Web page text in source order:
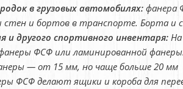
в грузовых автомобилях:фанера
стен и бортов в транспорте. Борта
и другого спортивного инвентаря:
ФСФ или ламинированной
— от 15 мм, но чаще больше 20 мм
ФСФ делают ящики и короба для